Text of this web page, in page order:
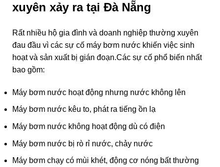
xuyên xảy ra tại Đà Nẵng
Rất nhiều hộ gia đình và doanh nghiệp thường xuyên
đau đầu vì các sự cố máy bơm nước khiến việc sinh
hoạt và sản xuất bị gián đoạn.Các sự cố phổ biến nhất
bao gồm:
Máy bơm nước hoạt động nhưng nước không lên
Máy bơm nước kêu to, phát ra tiếng ồn lạ
Máy bơm nước không hoạt động dù có điện
Máy bơm nước bị rò rỉ nước, chảy nước
Máy bơm chạy có mùi khét, động cơ nóng bất thường